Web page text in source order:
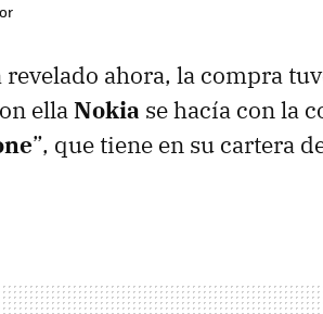
revelado ahora, la compra
ellaNokia se hacía con la
”, que tiene en su cartera